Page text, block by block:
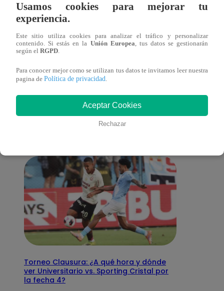
Congreso: proponen que el aumento del
salario presidencial se aplique desde 2026
Las
También te puede
interesar
Torneo Clausura: ¿A qué hora y dónde
ver Universitario vs. Sporting Cristal por
la fecha 4?
Usamos cookies para mejorar tu
experiencia.
Este sitio utiliza cookies para analizar el tráfico y personalizar
contenido. Si estás en la Unión Europea, tus datos se gestionarán
según el RGPD.
Para conocer mejor como se utilizan tus datos te invitamos leer nuestra
pagina de Política de privacidad.
Aceptar Cookies
Rechazar